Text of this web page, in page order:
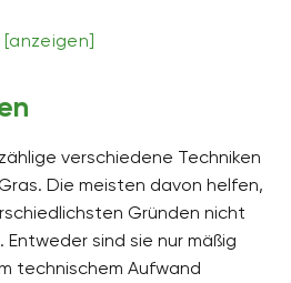
[anzeigen]
verschiedene Techniken
Die meisten davon helfen,
Gründen nicht
sind sie nur mäßig
technischem Aufwand